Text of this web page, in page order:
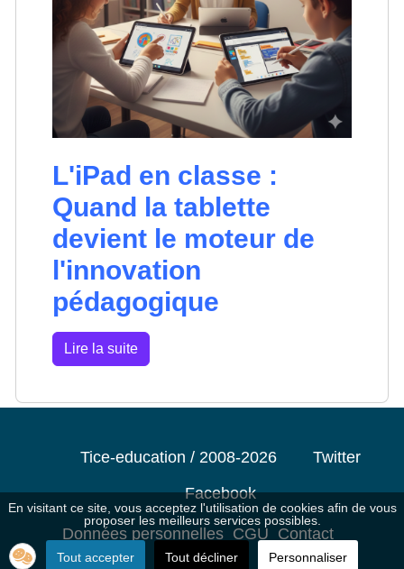
L'iPad en classe :
Quand la tablette
devient le moteur de
l'innovation
pédagogique
Lire la suite
Tice-education / 2008-2026
Twitter
Facebook
Données personnelles CGU Contact
En visitant ce site, vous acceptez l'utilisation de cookies afin de vous
proposer les meilleurs services possibles.
Tout accepter Tout décliner Personnaliser